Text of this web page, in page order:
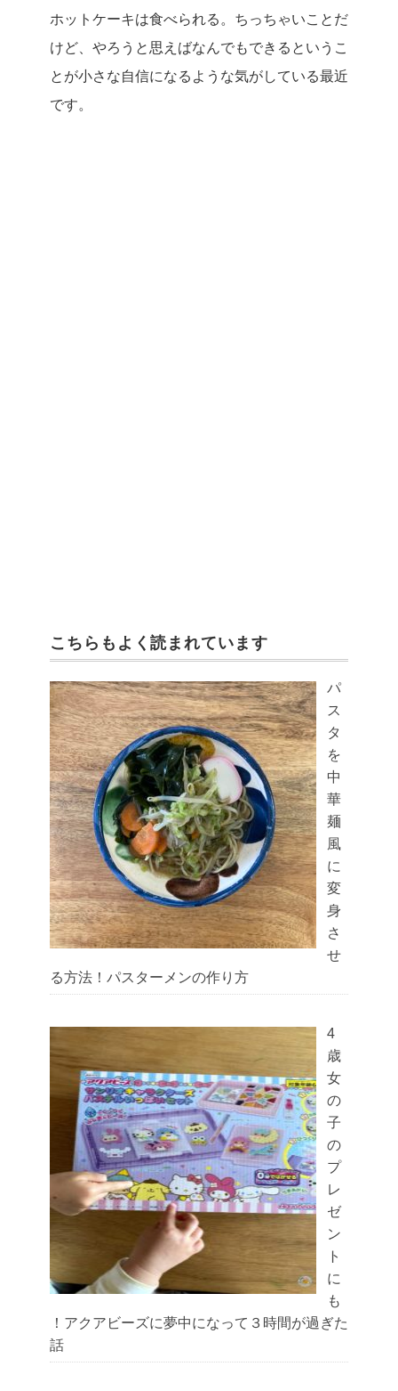
ホットケーキは食べられる。ちっちゃいことだ
けど、やろうと思えばなんでもできるというこ
とが小さな自信になるような気がしている最近
です。
こちらもよく読まれています
パ
ス
タ
を
中
華
麺
風
に
変
身
さ
せ
る方法！パスターメンの作り方
4
歳
女
の
子
の
プ
レ
ゼ
ン
ト
に
も
！アクアビーズに夢中になって３時間が過ぎた
話